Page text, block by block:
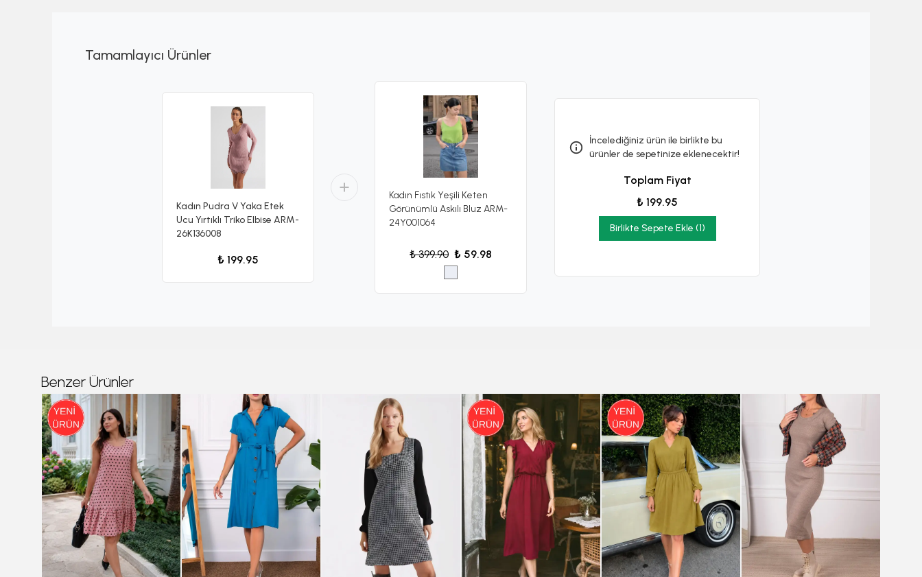
Tamamlayıcı Ürünler
Kadın Pudra V Yaka Etek
Ucu Yırtıklı Triko Elbise ARM-
26K136008
₺ 199.95
Kadın Fıstık Yeşili Keten
Görünümlü Askılı Bluz ARM-
24Y001064
₺ 399.90 ₺ 59.98
İncelediğiniz ürün ile birlikte bu
ürünler de sepetinize eklenecektir!
Toplam Fiyat
₺ 199.95
Birlikte Sepete Ekle (1)
Benzer Ürünler